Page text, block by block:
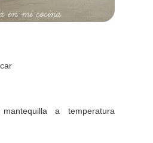
a temperatura